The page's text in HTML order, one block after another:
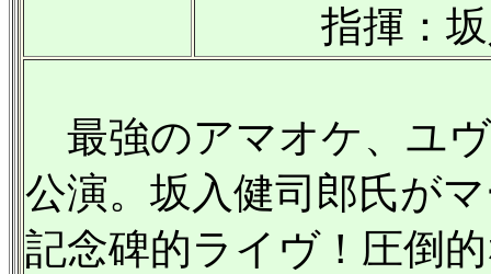
指揮：坂
最強のアマオケ、ユ
公演。坂入健司郎氏が
記念碑的ライヴ！圧倒